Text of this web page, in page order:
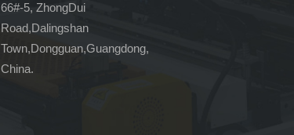
66#-5, ZhongDui
Road,Dalingshan
Town,Dongguan,Guangdong,
China.